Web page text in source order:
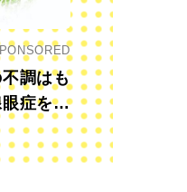
調はも
症を知